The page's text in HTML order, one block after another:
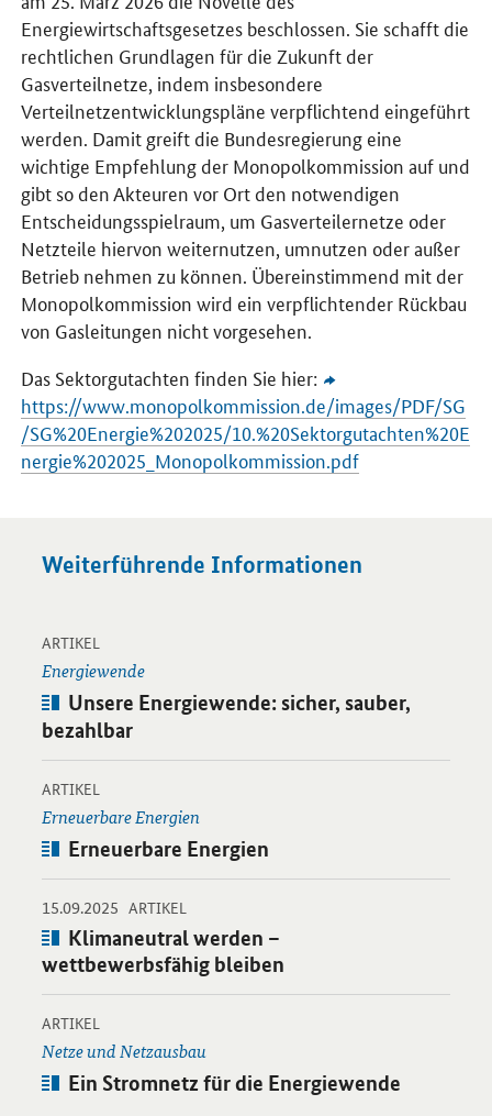
Energiewirtschaftsgesetzes beschlossen. Sie schafft die
rechtlichen Grundlagen für die Zukunft der
Gasverteilnetze, indem insbesondere
Verteilnetzentwicklungspläne verpflichtend eingeführt
werden. Damit greift die Bundesregierung eine
wichtige Empfehlung der Monopolkommission auf und
gibt so den Akteuren vor Ort den notwendigen
Entscheidungsspielraum, um Gasverteilernetze oder
Netzteile hiervon weiternutzen, umnutzen oder außer
Betrieb nehmen zu können. Übereinstimmend mit der
Monopolkommission wird ein verpflichtender Rückbau
von Gasleitungen nicht vorgesehen.
Das Sektorgutachten finden Sie hier:
https://www.monopolkommission.de/images/PDF/SG
/SG%20Energie%202025/10.%20Sektorgutachten%20E
nergie%202025_Monopolkommission.pdf
Weiterführende Informationen
ARTIKEL
Energiewende
Artikel:
Unsere Energiewende: sicher, sauber,
bezahlbar
Öffnet Einzelsicht
ARTIKEL
Erneuerbare Energien
Artikel:
Erneuerbare Energien
Öffnet Einzelsicht
15.09.2025 -
ARTIKEL
Artikel:
Klimaneutral werden –
wettbewerbsfähig bleiben
Öffnet Einzelsicht
ARTIKEL
Netze und Netzausbau
Artikel:
Ein Stromnetz für die Energiewende
Öffnet Einzelsicht